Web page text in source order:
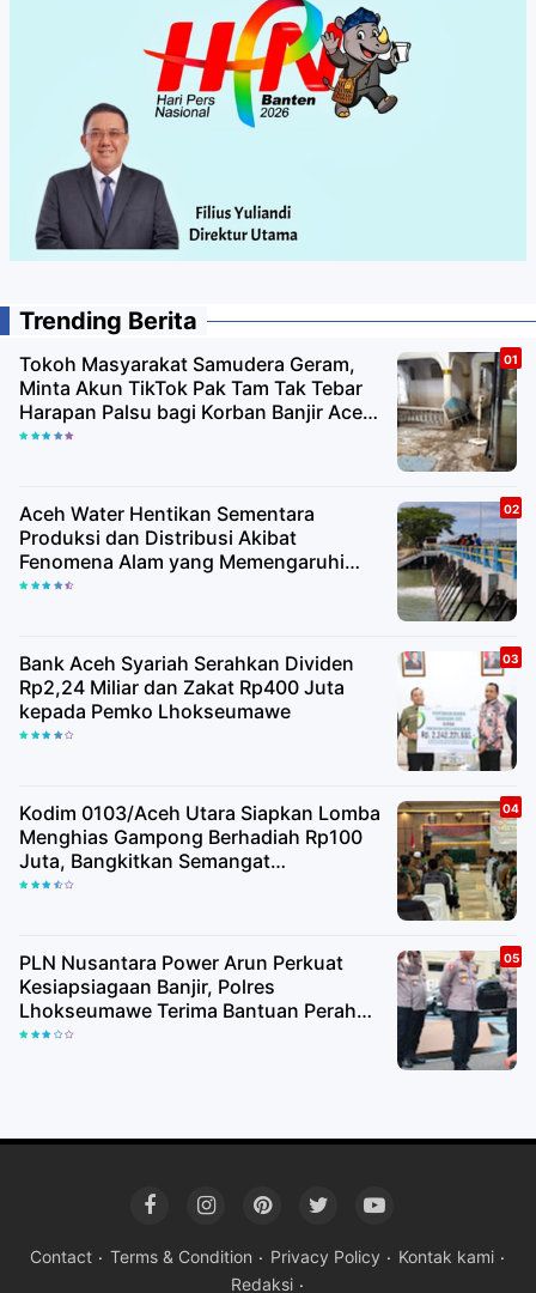
Trending Berita
Tokoh Masyarakat Samudera Geram,
Minta Akun TikTok Pak Tam Tak Tebar
Harapan Palsu bagi Korban Banjir Aceh
Utara
Aceh Water Hentikan Sementara
Produksi dan Distribusi Akibat
Fenomena Alam yang Memengaruhi
Kualitas Air Baku
Bank Aceh Syariah Serahkan Dividen
Rp2,24 Miliar dan Zakat Rp400 Juta
kepada Pemko Lhokseumawe
Kodim 0103/Aceh Utara Siapkan Lomba
Menghias Gampong Berhadiah Rp100
Juta, Bangkitkan Semangat
Kemerdekaan hingga Pelosok Desa
PLN Nusantara Power Arun Perkuat
Kesiapsiagaan Banjir, Polres
Lhokseumawe Terima Bantuan Perahu
Karet
Contact Terms & Condition Privacy Policy
Kontak kami
Redaksi